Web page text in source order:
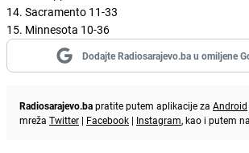
14. Sacramento 11-33
15. Minnesota 10-36
Dodajte Radiosarajevo.ba u omiljene
Radiosarajevo.bapratite putem aplikacije za Android
mreža Twitter | Facebook | Instagram, kao i putem